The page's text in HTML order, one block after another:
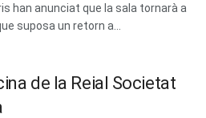
han anunciat que la sala tornarà a
suposa un retorn a...
de la Reial Societat